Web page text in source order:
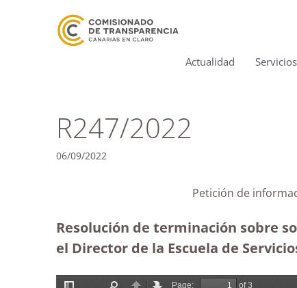
Actualidad Servicios
R247/2022
06/09/2022
Petición de
Resolución de terminación sobre
el Director de la Escuela de